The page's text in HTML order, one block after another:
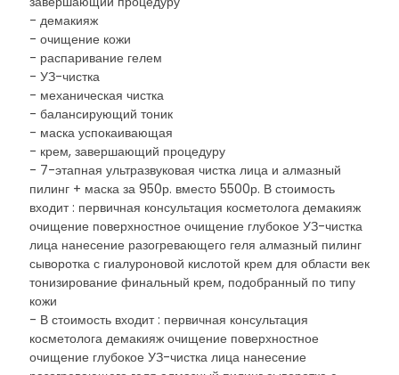
- демакияж
- очищение кожи
- распаривание гелем
- УЗ-чистка
- механическая чистка
- балансирующий тоник
- маска успокаивающая
- крем, завершающий процедуру
- 7-этапная ультразвуковая чистка лица и алмазный
пилинг + маска за 950р. вместо 5500р. В стоимость
входит : первичная консультация косметолога демакияж
очищение поверхностное очищение глубокое УЗ-чистка
лица нанесение разогревающего геля алмазный пилинг
сыворотка с гиалуроновой кислотой крем для области век
тонизирование финальный крем, подобранный по типу
кожи
- В стоимость входит : первичная консультация
косметолога демакияж очищение поверхностное
очищение глубокое УЗ-чистка лица нанесение